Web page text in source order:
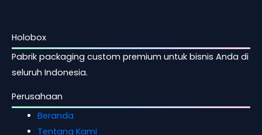
Holobox
Pabrik packaging custom premium untuk bisnis Anda di
seluruh Indonesia.
Perusahaan
Beranda
Tentang Kami